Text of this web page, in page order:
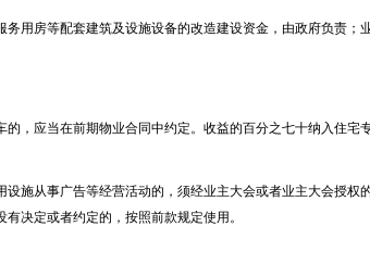
用房等配套建筑及设施设备的改造建设资金，由政府负责；
，应当在前期物业合同中约定。收益的百分之七十纳入住宅
施从事广告等经营活动的，须经业主大会或者业主大会授权
决定或者约定的，按照前款规定使用。